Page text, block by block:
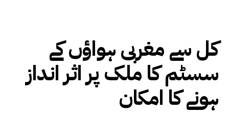
کل سے مغربی ہواؤں کے
سسٹم کا ملک پر اثر انداز
ہونے کا امکان